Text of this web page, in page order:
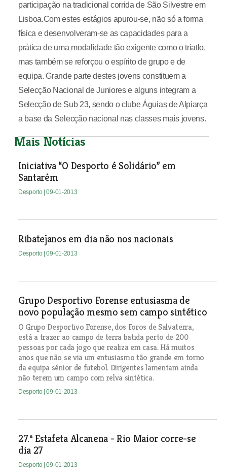
participação na tradicional corrida de São Silvestre em
Lisboa.Com estes estágios apurou-se, não só a forma
física e desenvolveram-se as capacidades para a
prática de uma modalidade tão exigente como o triatlo,
mas também se reforçou o espírito de grupo e de
equipa. Grande parte destes jovens constituem a
Selecção Nacional de Juniores e alguns integram a
Selecção de Sub 23, sendo o clube Águias de Alpiarça
a base da Selecção nacional nas classes mais jovens.
Mais Notícias
Iniciativa “O Desporto é Solidário” em
Santarém
Desporto | 09-01-2013
Ribatejanos em dia não nos nacionais
Desporto | 09-01-2013
Grupo Desportivo Forense entusiasma de
novo população mesmo sem campo sintético
O Grupo Desportivo Forense, dos Foros de Salvaterra,
está a trazer ao campo de terra batida perto de 200
pessoas por cada jogo que realiza em casa. Há muitos
anos que não se via um entusiasmo tão grande em torno
da equipa sénior de futebol. Dirigentes lamentam ainda
não terem um campo com relva sintética.
Desporto | 09-01-2013
27.ª Estafeta Alcanena - Rio Maior corre-se
dia 27
Desporto | 09-01-2013